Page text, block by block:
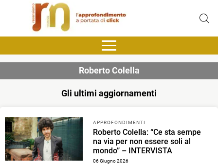
Roberto Colella
Gli ultimi aggiornamenti
APPROFONDIMENTI
Roberto Colella: “Ce sta sempe
na via per non essere soli al
mondo” – INTERVISTA
06 Giugno 2026